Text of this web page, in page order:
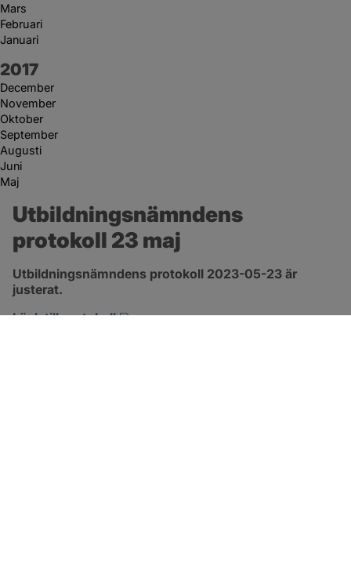
Mars
Februari
Januari
År:
2017
December
November
Oktober
September
Augusti
Juni
Maj
Utbildningsnämndens
protokoll 23 maj
Utbildningsnämndens protokoll 2023-05-23 är
justerat.
Länk till protokoll
pdf, 544.7 kB, öppnas i nytt fönster.